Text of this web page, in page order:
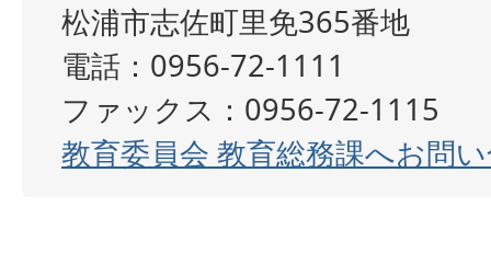
松浦市志佐町里免365番地
電話：0956-72-1111
ファックス：0956-72-1115
教育委員会 教育総務課へお問